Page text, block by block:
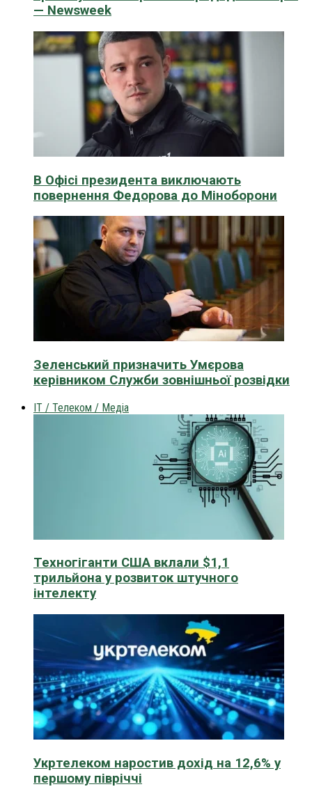
— Newsweek
В Офісі президента виключають
повернення Федорова до Міноборони
Зеленський призначить Умєрова
керівником Служби зовнішньої розвідки
IT / Телеком / Медіа
Техногіганти США вклали $1,1
трильйона у розвиток штучного
інтелекту
Укртелеком наростив дохід на 12,6% у
першому півріччі